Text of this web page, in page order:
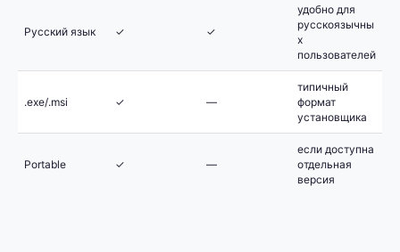
Русский язык ✓ ✓
удобно для
русскоязычны
х
пользователей
.exe/.msi ✓ —
типичный
формат
установщика
Portable ✓ —
если доступна
отдельная
версия